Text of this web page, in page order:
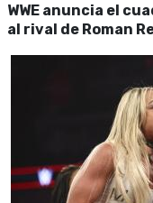
WWE anuncia el
al rival de Roman